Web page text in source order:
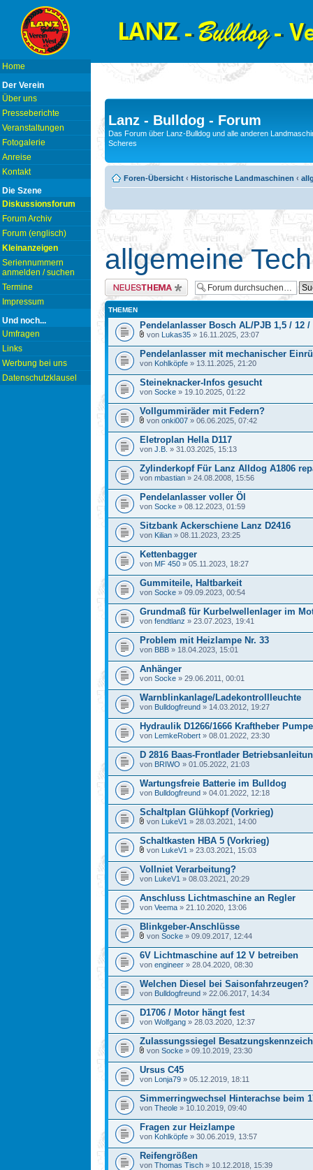
Home
Der Verein
Über uns
Presseberichte
Veranstaltungen
Fotogalerie
Anreise
Kontakt
Die Szene
Diskussionsforum
Forum Archiv
Forum (englisch)
Kleinanzeigen
Seriennummern
anmelden / suchen
Termine
Impressum
Und noch...
Umfragen
Links
Werbung bei uns
Datenschutzklausel
Lanz - Bulldog - Forum
Das Forum über Lanz-Bulldog und alle anderen
Scheres
Foren-Übersicht ‹ Historische Landmaschinen ‹
allgemeine
Neues Thema erstellen
THEMEN
Pendelanlasser Bosch AL/PJB 1,5 / 12 /
von Lukas35 » 16.11.2025, 23:07
Pendelanlasser mit mechanischer
von Kohlköpfe » 13.11.2025, 21:20
Steineknacker-Infos gesucht
von Socke » 19.10.2025, 01:22
Vollgummiräder mit Federn?
von onki007 » 06.06.2025, 07:42
Eletroplan Hella D117
von J.B. » 31.03.2025, 15:13
Zylinderkopf Für Lanz Alldog A1806
von mbastian » 24.08.2008, 15:56
Pendelanlasser voller Öl
von Socke » 08.12.2023, 01:59
Sitzbank Ackerschiene Lanz D2416
von Kilian » 08.11.2023, 23:25
Kettenbagger
von MF 450 » 05.11.2023, 18:27
Gummiteile, Haltbarkeit
von Socke » 09.09.2023, 00:54
Grundmaß für Kurbelwellenlager im
von fendtlanz » 23.07.2023, 19:41
Problem mit Heizlampe Nr. 33
von BBB » 18.04.2023, 15:01
Anhänger
von Socke » 29.06.2011, 00:01
Warnblinkanlage/Ladekontrollleuchte
von Bulldogfreund » 14.03.2012, 19:27
Hydraulik D1266/1666 Kraftheber
von LemkeRobert » 08.01.2022, 23:30
D 2816 Baas-Frontlader
von BRIWO » 01.05.2022, 21:03
Wartungsfreie Batterie im Bulldog
von Bulldogfreund » 04.01.2022, 12:18
Schaltplan Glühkopf (Vorkrieg)
von LukeV1 » 28.03.2021, 14:00
Schaltkasten HBA 5 (Vorkrieg)
von LukeV1 » 23.03.2021, 15:03
Vollniet Verarbeitung?
von LukeV1 » 08.03.2021, 20:29
Anschluss Lichtmaschine an Regler
von Veema » 21.10.2020, 13:06
Blinkgeber-Anschlüsse
von Socke » 09.09.2017, 12:44
6V Lichtmaschine auf 12 V betreiben
von engineer » 28.04.2020, 08:30
Welchen Diesel bei Saisonfahrzeugen?
von Bulldogfreund » 22.06.2017, 14:34
D1706 / Motor hängt fest
von Wolfgang » 28.03.2020, 12:37
Zulassungssiegel
von Socke » 09.10.2019, 23:30
Ursus C45
von Lonja79 » 05.12.2019, 18:11
Simmerringwechsel Hinterachse beim
von Theole » 10.10.2019, 09:40
Fragen zur Heizlampe
von Kohlköpfe » 30.06.2019, 13:57
Reifengrößen
von Thomas Tisch » 10.12.2018, 15:39